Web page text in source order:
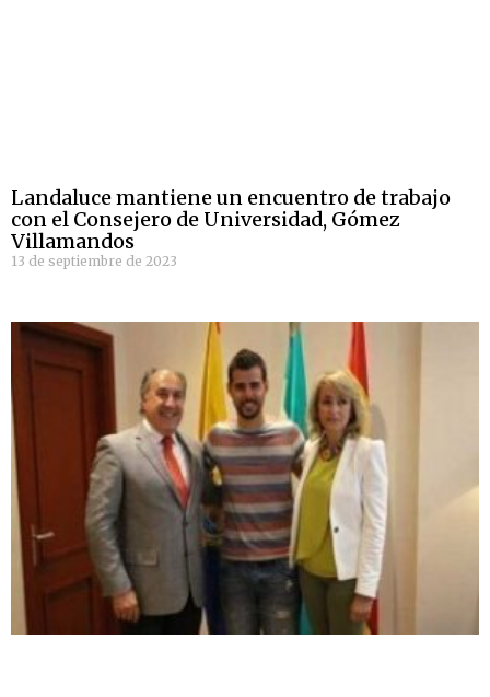
Landaluce mantiene un encuentro de trabajo
con el Consejero de Universidad, Gómez
Villamandos
13 de septiembre de 2023